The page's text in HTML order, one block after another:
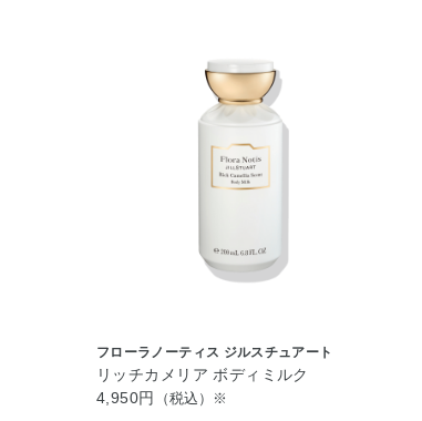
フローラノーティス ジルスチュアート
リッチカメリア ボディミルク
4,950円
（税込）※